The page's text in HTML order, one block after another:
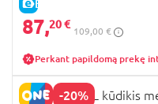
E-KAINA
87,20 €
109,00 €
Perkant papildomą prekę
-20%
NINES D'ONIL kūdikis